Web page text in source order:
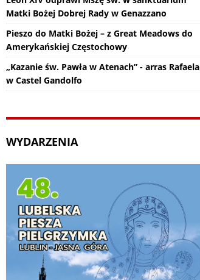
Matki Bożej Dobrej Rady w Genazzano
Pieszo do Matki Bożej – z Great Meadows do
Amerykańskiej Częstochowy
„Kazanie św. Pawła w Atenach” - arras Rafaela
w Castel Gandolfo
WYDARZENIA